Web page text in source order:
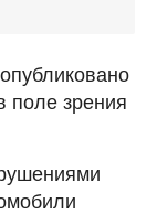
поле зрения